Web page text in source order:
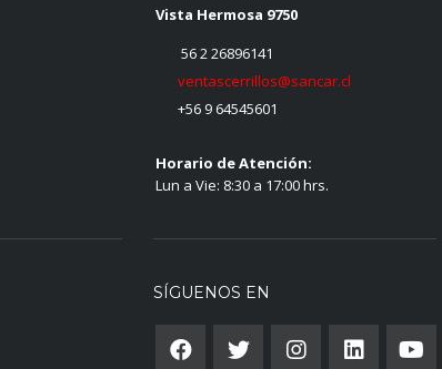
Vista Hermosa 9750
56 2 26896141
ventascerrillos@sancar.cl
+56 9 64545601
Horario de Atención:
Lun a Vie: 8:30 a 17:00 hrs.
SÍGUENOS EN